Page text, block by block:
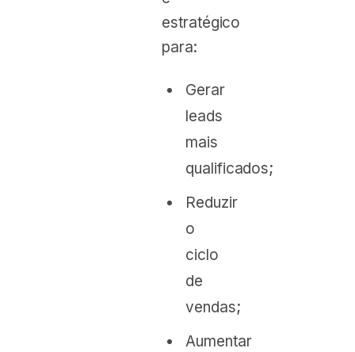
estratégico
para:
Gerar
leads
mais
qualificados;
Reduzir
o
ciclo
de
vendas;
Aumentar